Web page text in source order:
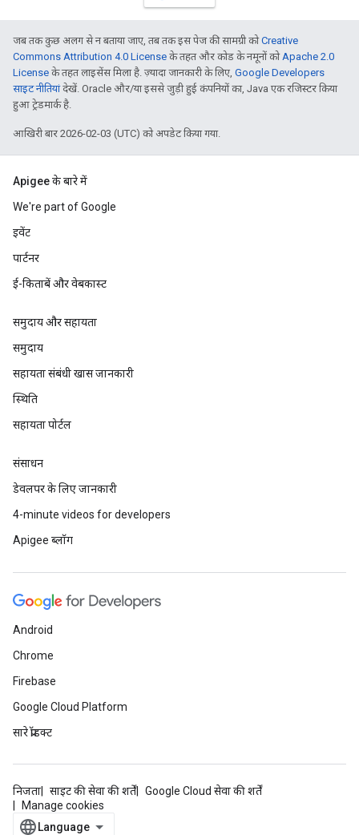
जब तक कुछ अलग से न बताया जाए, तब तक इस पेज की सामग्री कोCreative
Commons Attribution 4.0 License के तहत और कोड के नमूनों कोApache 2.0
License के तहत लाइसेंस मिला है. ज़्यादा जानकारी के लिए, Google Developers
साइट नीतियांदेखें. Oracle और/या इससे जुड़ी हुई कंपनियों का, Java एक रजिस्टर किया
हुआ ट्रेडमार्क है.
आखिरी बार 2026-02-03 (UTC) को अपडेट किया गया.
Apigee के बारे में
We're part of Google
इवेंट
पार्टनर
ई-किताबें और वेबकास्ट
समुदाय और सहायता
समुदाय
सहायता संबंधी खास जानकारी
स्थिति
सहायता पोर्टल
संसाधन
डेवलपर के लिए जानकारी
4-minute videos for developers
Apigee ब्लॉग
Android
Chrome
Firebase
Google Cloud Platform
सारे प्रॉडक्ट
निजता साइट की सेवा की शर्तें
Google Cloud सेवा की शर्तें
Manage cookies